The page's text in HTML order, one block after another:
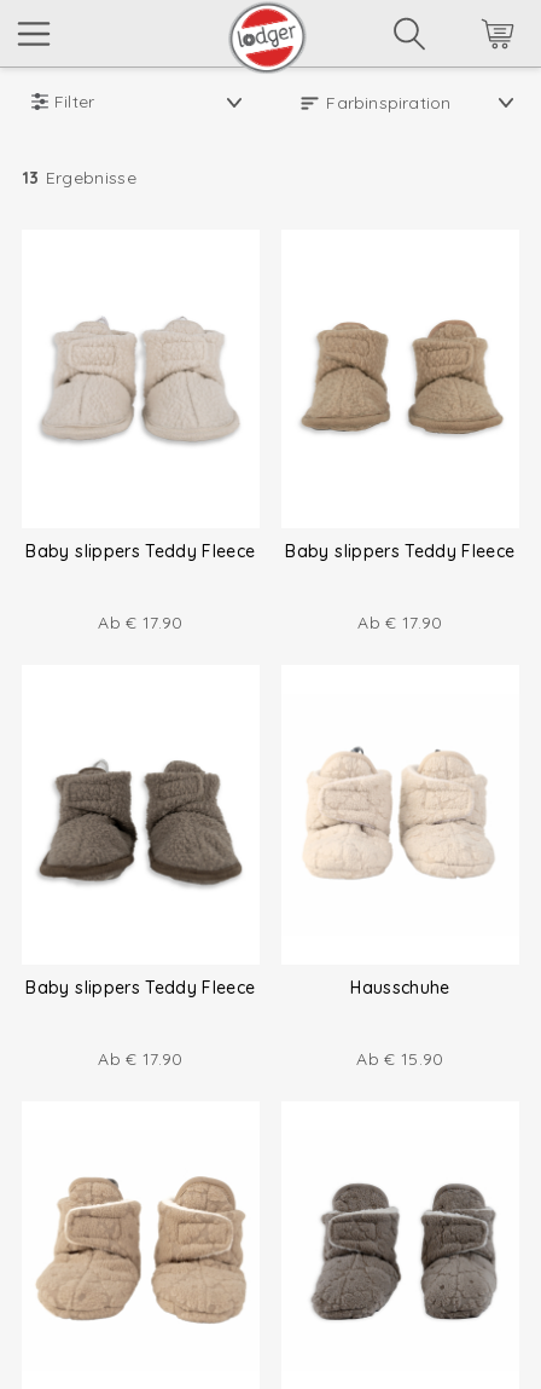
Filter
13 Ergebnisse
Baby slippers Teddy Fleece
Ab€ 17.90
Baby slippers Teddy Fleece
Ab€ 17.90
Baby slippers Teddy Fleece
Ab€ 17.90
Hausschuhe
Ab€ 15.90